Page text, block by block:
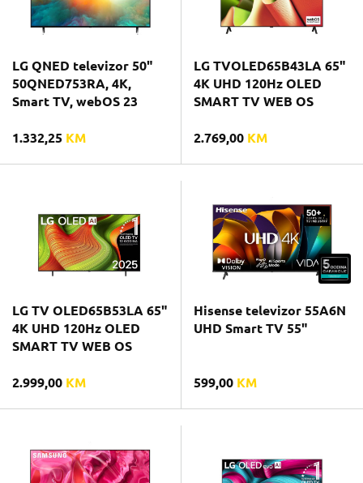
LG QNED televizor 50"
50QNED753RA, 4K,
Smart TV, webOS 23
1.332,25 KM
LG TVOLED65B43LA 65"
4K UHD 120Hz OLED
SMART TV WEB OS
2.769,00 KM
LG TV OLED65B53LA 65"
4K UHD 120Hz OLED
SMART TV WEB OS
2.999,00 KM
Hisense televizor 55A6N
UHD Smart TV 55"
599,00 KM